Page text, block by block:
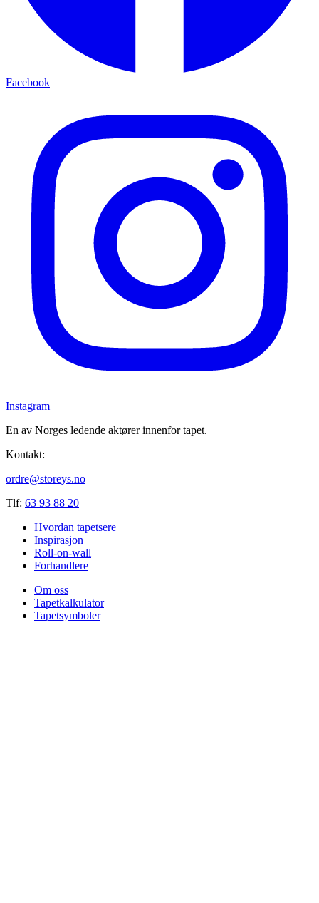
Facebook
Instagram
En av Norges ledende aktører innenfor tapet.
Kontakt:
ordre@storeys.no
Tlf: 63 93 88 20
Hvordan tapetsere
Inspirasjon
Roll-on-wall
Forhandlere
Om oss
Tapetkalkulator
Tapetsymboler